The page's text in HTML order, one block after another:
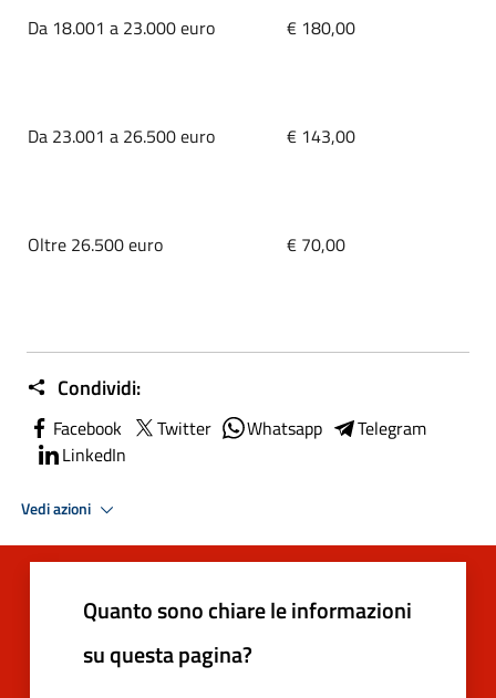
Da 18.001 a 23.000 euro € 180,00
Da 23.001 a 26.500 euro € 143,00
Oltre 26.500 euro € 70,00
Condividi:
Facebook Twitter Whatsapp
Telegram
LinkedIn
Vedi azioni
Quanto sono chiare le informazioni
su questa pagina?